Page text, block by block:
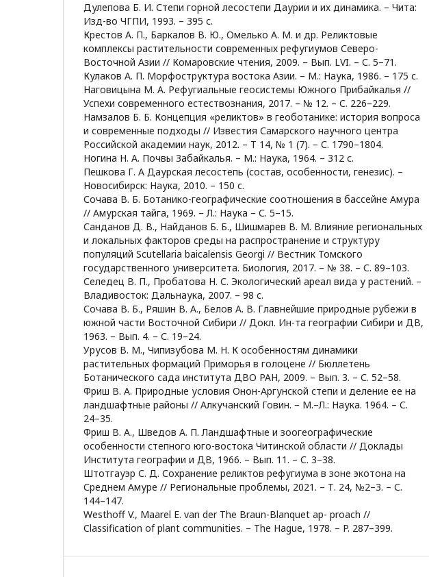
Дулепова Б. И. Степи горной лесостепи Даурии и их динамика. – Чита:
Изд-во ЧГПИ, 1993. – 395 с.
Крестов А. П., Баркалов В. Ю., Омелько А. М. и др. Реликтовые
комплексы растительности современных рефугиумов Северо-
Восточной Азии // Комаровские чтения, 2009. – Вып. LVI. – С. 5–71.
Кулаков А. П. Морфоструктура востока Азии. – М.: Наука, 1986. – 175 с.
Наговицына М. А. Рефугиальные геосистемы Южного Прибайкалья //
Успехи современного естествознания, 2017. – № 12. – С. 226–229.
Намзалов Б. Б. Концепция «реликтов» в геоботанике: история вопроса
и современные подходы // Известия Самарского научного центра
Российской академии наук, 2012. – Т 14, № 1 (7). – С. 1790–1804.
Ногина Н. А. Почвы Забайкалья. – М.: Наука, 1964. – 312 с.
Пешкова Г. А Даурская лесостепь (состав, особенности, генезис). –
Новосибирск: Наука, 2010. – 150 с.
Сочава В. Б. Ботанико-географические соотношения в бассейне Амура
// Амурская тайга, 1969. – Л.: Наука – С. 5–15.
Санданов Д. В., Найданов Б. Б., Шишмарев В. М. Влияние региональных
и локальных факторов среды на распространение и структуру
популяций Scutellaria baicalensis Georgi // Вестник Томского
государственного университета. Биология, 2017. – № 38. – С. 89–103.
Селедец В. П., Пробатова Н. С. Экологический ареал вида у растений. –
Владивосток: Дальнаука, 2007. – 98 с.
Сочава В. Б., Ряшин В. А., Белов А. В. Главнейшие природные рубежи в
южной части Восточной Сибири // Докл. Ин-та географии Сибири и ДВ,
1963. – Вып. 4. – С. 19–24.
Урусов В. М., Чипизубова М. Н. К особенностям динамики
растительных формаций Приморья в голоцене // Бюллетень
Ботанического сада института ДВО РАН, 2009. – Вып. 3. – С. 52–58.
Фриш В. А. Природные условия Онон-Аргунской степи и деление ее на
ландшафтные районы // Алкучанский Говин. – М.–Л.: Наука. 1964. – С.
24–35.
Фриш В. А., Шведов А. П. Ландшафтные и зоогеографические
особенности степного юго-востока Читинской области // Доклады
Института географии и ДВ, 1966. – Вып. 11. – С. 3–38.
Штотгауэр С. Д. Сохранение реликтов рефугиума в зоне экотона на
Среднем Амуре // Региональные проблемы, 2021. – Т. 24, №2–3. – С.
144–147.
Westhoff V., Maarel E. van der The Braun-Blanquet ap- proach //
Classification of plant communities. – The Hague, 1978. – P. 287–399.